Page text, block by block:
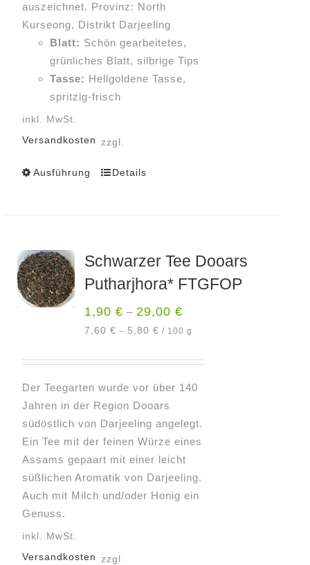
auszeichnet. Provinz: North
Kurseong, Distrikt Darjeeling
Blatt: Schön gearbeitetes,
grünliches Blatt, silbrige Tips
Tasse: Hellgoldene Tasse,
spritzig-frisch
inkl. MwSt.
zzgl.
Versandkosten
Ausführung
Dieses
auf.
Die
können
auf
gewählt
werden
Details
Schwarzer Tee Dooars
Putharjhora* FTGFOP
1,90€ – 29,00€
7,60€ – 5,80€ / 100 g
Der Teegarten wurde vor über 140
Jahren in der Region Dooars
südöstlich von Darjeeling angelegt.
Ein Tee mit der feinen Würze eines
Assams gepaart mit einer leicht
süßlichen Aromatik von Darjeeling.
Auch mit Milch und/oder Honig ein
Genuss.
inkl. MwSt.
zzgl.
Versandkosten